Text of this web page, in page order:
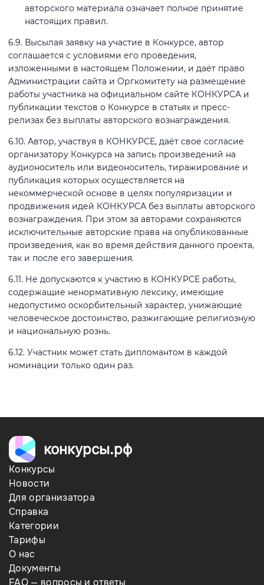
авторского материала означает полное принятие
настоящих правил.
6.9. Высылая заявку на участие в Конкурсе, автор
соглашается с условиями его проведения,
изложенными в настоящем Положении, и даёт право
Администрации сайта и Оргкомитету на размещение
работы участника на официальном сайте КОНКУРСА и
публикации текстов о Конкурсе в статьях и пресс-
релизах без выплаты авторского вознаграждения.
6.10. Автор, участвуя в КОНКУРСЕ, даёт свое согласие
организатору Конкурса на запись произведений на
аудионоситель или видеоноситель, тиражирование и
публикация которых осуществляется на
некоммерческой основе в целях популяризации и
продвижения идей КОНКУРСА без выплаты авторского
вознаграждения. При этом за авторами сохраняются
исключительные авторские права на опубликованные
произведения, как во время действия данного проекта,
так и после его завершения.
6.11. Не допускаются к участию в КОНКУРСЕ работы,
содержащие ненормативную лексику, имеющие
недопустимо оскорбительный характер, унижающие
человеческое достоинство, разжигающие религиозную
и национальную рознь.
6.12. Участник может стать дипломантом в каждой
номинации только один раз.
конкурсы.рф
Конкурсы
Новости
Для организатора
Справка
Категории
Тарифы
О нас
Документы
FAQ — вопросы и ответы